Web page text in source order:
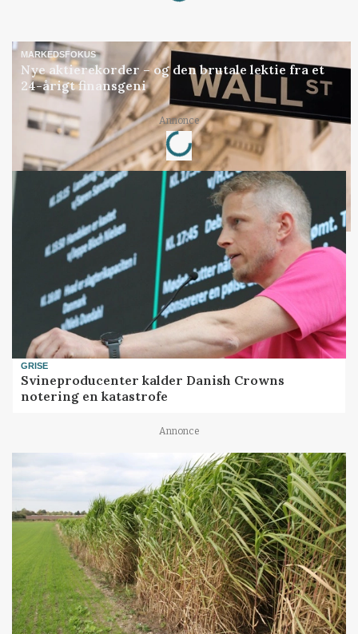
MARKEDSFOKUS
Nye aktierekorder – og den brutale lektie fra et
24-årigt finansgeni
Annonce
Loading...
GRISE
Svineproducenter kalder Danish Crowns
notering en katastrofe
Annonce